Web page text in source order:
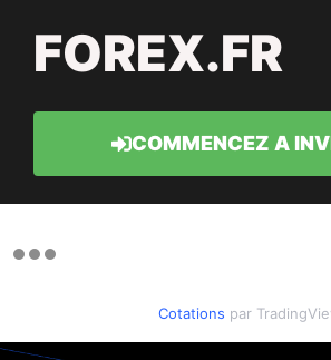
FOREX.FR
COMMENCEZ A
Cotations par